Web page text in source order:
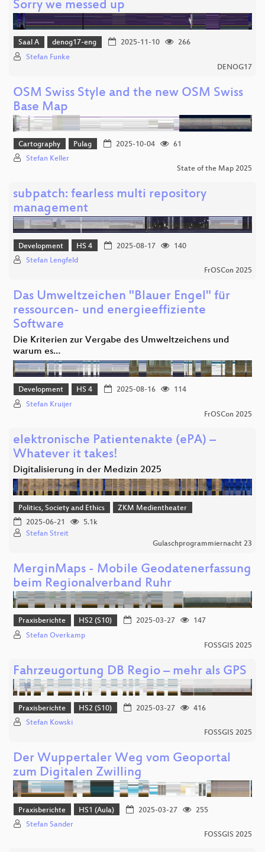
Sorry we messed up
Saal A denog17-eng 2025-11-10
266
Stefan Funke
DENOG17
OSM Swiss Style and the new OSM Swiss
Base Map
Cartography Pulag 2025-10-04
61
Stefan Keller
State of the Map 2025
subpatch: fearless multi repository
management
Development HS 4 2025-08-17
140
Stefan Lengfeld
FrOSCon 2025
Das Umweltzeichen "Blauer Engel" für
ressourcen- und energieeffiziente
Software
Die Kriterien zur Vergabe des Umweltzeichens und
warum es…
Development HS 4 2025-08-16
114
Stefan Kruijer
FrOSCon 2025
elektronische Patientenakte (ePA) –
Whatever it takes!
Digitalisierung in der Medizin 2025
Politics, Society and Ethics
ZKM Medientheater
2025-06-21
5.1k
Stefan Streit
Gulaschprogrammiernacht 23
MerginMaps - Mobile Geodatenerfassung
beim Regionalverband Ruhr
Praxisberichte HS2 (S10) 2025-03-27
147
Stefan Overkamp
FOSSGIS 2025
Fahrzeugortung DB Regio – mehr als GPS
Praxisberichte HS2 (S10) 2025-03-27
416
Stefan Kowski
FOSSGIS 2025
Der Wuppertaler Weg vom Geoportal
zum Digitalen Zwilling
Praxisberichte HS1 (Aula) 2025-03-27
255
Stefan Sander
FOSSGIS 2025